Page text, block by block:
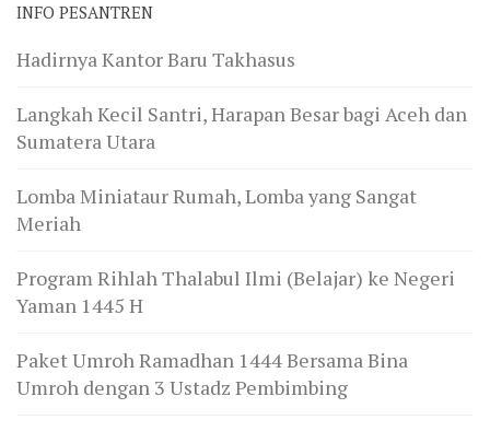
INFO PESANTREN
Hadirnya Kantor Baru Takhasus
Langkah Kecil Santri, Harapan Besar bagi Aceh dan
Sumatera Utara
Lomba Miniataur Rumah, Lomba yang Sangat
Meriah
Program Rihlah Thalabul Ilmi (Belajar) ke Negeri
Yaman 1445 H
Paket Umroh Ramadhan 1444 Bersama Bina
Umroh dengan 3 Ustadz Pembimbing